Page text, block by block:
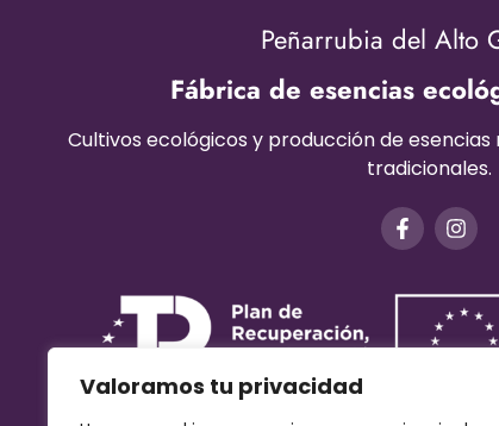
Valoramos tu privacidad
Peñarrubia del Alto
Fábrica de esencias
Cultivos ecológicos y producción de
tradicionales.